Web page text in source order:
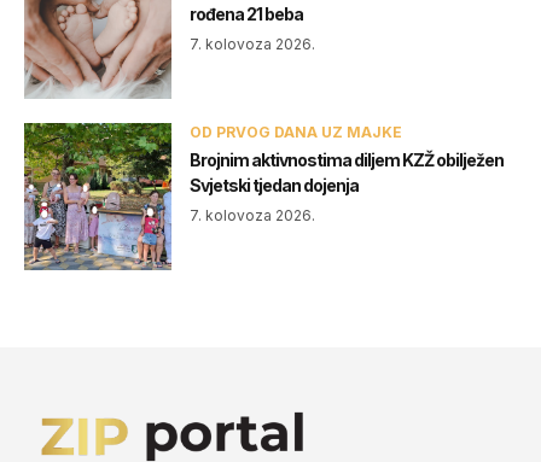
rođena 21 beba
7. kolovoza 2026.
OD PRVOG DANA UZ MAJKE
Brojnim aktivnostima diljem KZŽ obilježen
Svjetski tjedan dojenja
7. kolovoza 2026.